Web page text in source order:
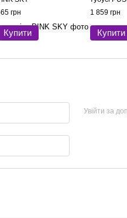
грн
Купити
1 859 грн
Купити
Увійти за